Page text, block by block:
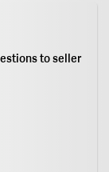
to seller